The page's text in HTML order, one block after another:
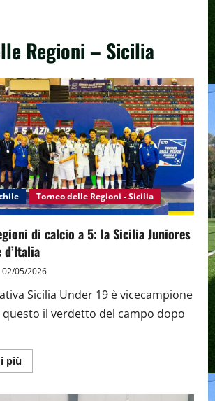
Regioni – Sicilia
Torneo delle Regioni - Sicilia
di calcio a 5: la Sicilia Juniores
02/05/2026
Sicilia Under 19 è vicecampione
questo il verdetto del campo dopo
piùMaggiori
informazioni